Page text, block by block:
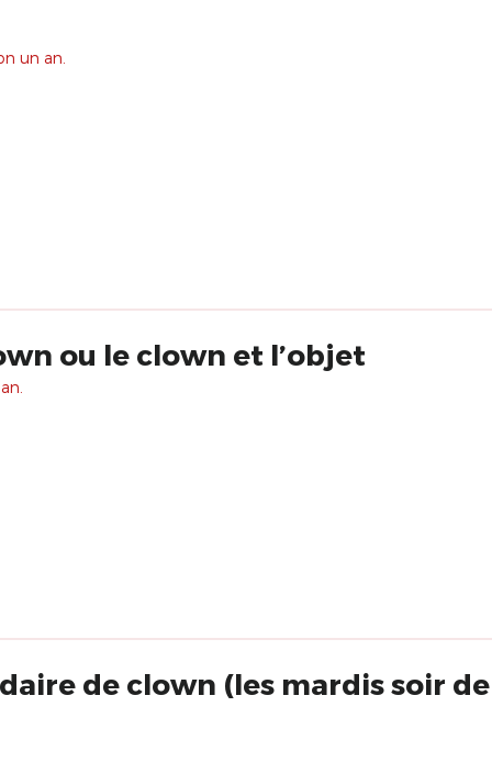
un an.
ou le clown et l’objet
de clown (les mardis soir